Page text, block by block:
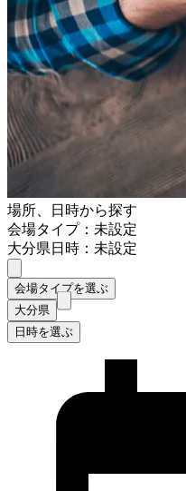
場所、日時から探す
会場タイプ：未設定
大分県日時：未設定
会場タイプを選ぶ
大分県
日時を選ぶ